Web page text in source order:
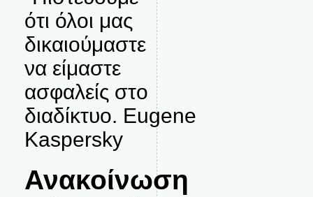
ότι όλοι μας
δικαιούμαστε
να είμαστε
ασφαλείς στο
διαδίκτυο. Eugene
Kaspersky
Ανακοίνωση